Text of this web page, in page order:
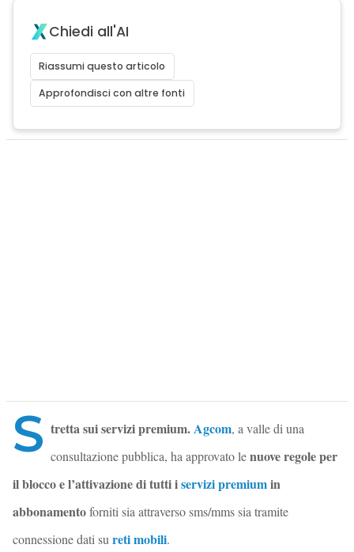
Chiedi all'AI
Riassumi questo articolo
Approfondisci con altre fonti
S tretta sui servizi premium.Agcom, a valle di una
consultazione pubblica, ha approvato lenuove regole per
il blocco e l’attivazione di tutti iservizi premiumin
abbonamentoforniti sia attraverso sms/mms sia tramite
connessione dati sureti mobili.